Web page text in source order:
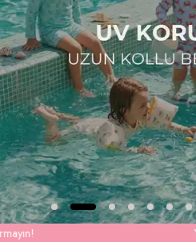
Yeni Üyelere Özel 50₺ İndirim